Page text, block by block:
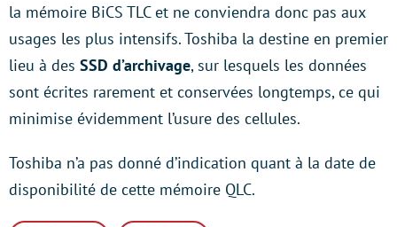
la mémoire BiCS TLC et ne conviendra donc pas aux
usages les plus intensifs. Toshiba la destine en premier
lieu à des SSD d’archivage, sur lesquels les données
sont écrites rarement et conservées longtemps, ce qui
minimise évidemment l’usure des cellules.
Toshiba n’a pas donné d’indication quant à la date de
disponibilité de cette mémoire QLC.